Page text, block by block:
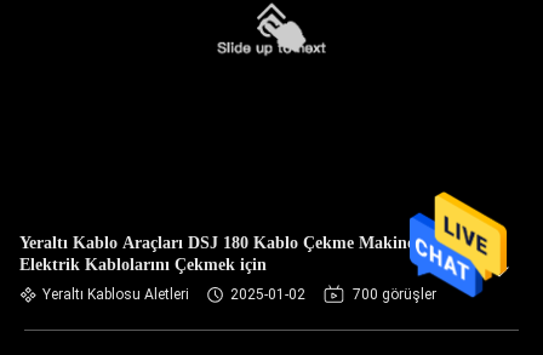
Yeraltı Kablo Araçları DSJ 180 Kablo Çekme Makinesi
Elektrik Kablolarını Çekmek için
Yeraltı Kablosu Aletleri 2025-01-02 700 görüşler